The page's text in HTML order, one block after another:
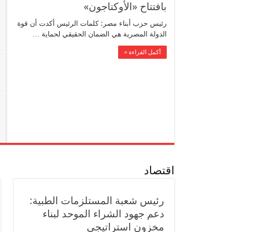
بافتتاح «الأوكتاجون»
رئيس حزب أبناء مصر: كلمات الرئيس أكدت أن قوة
الدولة المصرية هي الضمان الحقيقي لحماية …
أكمل القراءة »
اقتصاد
رئيس شعبة المستلزمات الطبية:
دعم جهود الشراء الموحد لبناء
مخزون استراتيجي